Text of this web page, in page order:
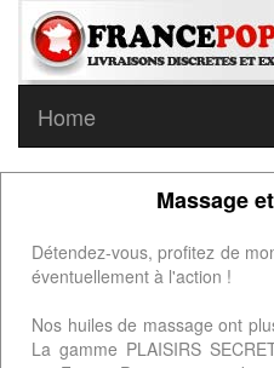
Home
Massage
Détendez-vous, profitez de
éventuellement à l'action !
Nos huiles de massage ont
La gamme PLAISIRS